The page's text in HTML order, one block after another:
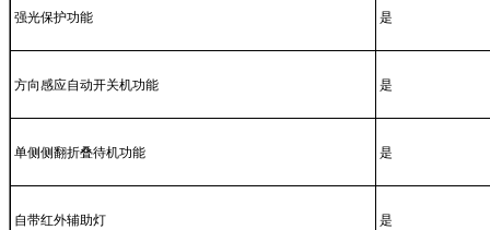
强光保护功能 是
方向感应自动开关机功能 是
单侧侧翻折叠待机功能 是
自带红外辅助灯 是